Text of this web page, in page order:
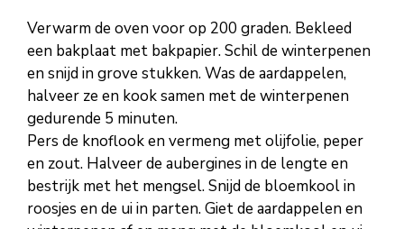
Verwarm de oven voor op 200 graden. Bekleed
een bakplaat met bakpapier. Schil de winterpenen
en snijd in grove stukken. Was de aardappelen,
halveer ze en kook samen met de winterpenen
gedurende 5 minuten.
Pers de knoflook en vermeng met olijfolie, peper
en zout. Halveer de aubergines in de lengte en
bestrijk met het mengsel. Snijd de bloemkool in
roosjes en de ui in parten. Giet de aardappelen en